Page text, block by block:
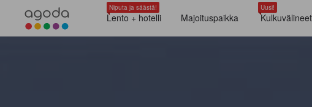
Niputa ja säästä!
Lento + hotelli Majoituspaikka
Uusi!
Kulkuvälineet